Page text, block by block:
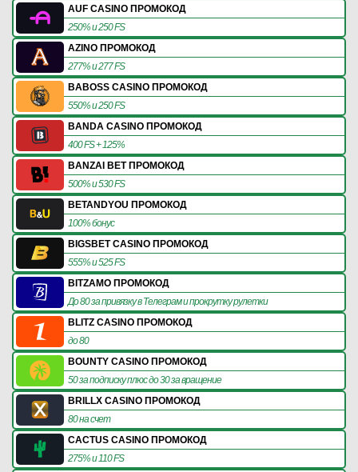
AUF CASINO ПРОМОКОД
250% и 250 FS
AZINO ПРОМОКОД
277% и 277 FS
BABOSS CASINO ПРОМОКОД
550% и 250 FS
BANDA CASINO ПРОМОКОД
400 FS + 125%
BANZAI BET ПРОМОКОД
500% и 530 FS
BETANDYOU ПРОМОКОД
100% бонус
BIGSBET CASINO ПРОМОКОД
555% и 525 FS
BITZAMO ПРОМОКОД
До 80 за привязку в Телеграм и прокрутку рулетки
BLITZ CASINO ПРОМОКОД
до 80
BOUNTY CASINO ПРОМОКОД
50 за подписку плюс до 30 за вращение
BRILLX CASINO ПРОМОКОД
80 на счет
CACTUS CASINO ПРОМОКОД
275% и 110 FS